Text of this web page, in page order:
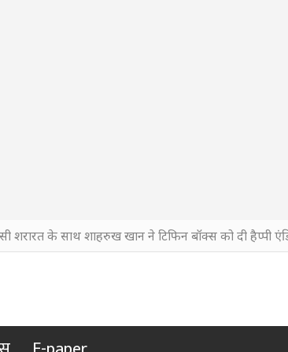
शरारत के साथ शाहरुख खान ने टिफिन बॉक्स को दी हैप्पी